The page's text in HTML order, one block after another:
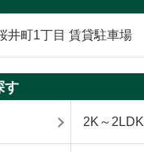
井町1丁目 賃貸駐車場
す
2K～2LDK